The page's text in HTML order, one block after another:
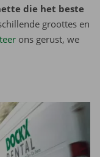
die het beste
groottes en
ons gerust, we